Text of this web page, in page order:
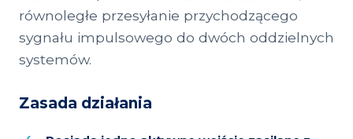
równoległe przesyłanie przychodzącego
sygnału impulsowego do dwóch oddzielnych
systemów.
Zasada działania